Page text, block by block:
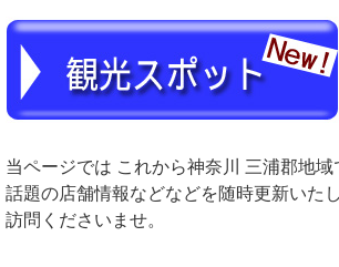
当ページでは これから神奈川 三浦郡地域
話題の店舗情報などなどを随時更新いた
訪問くださいませ。